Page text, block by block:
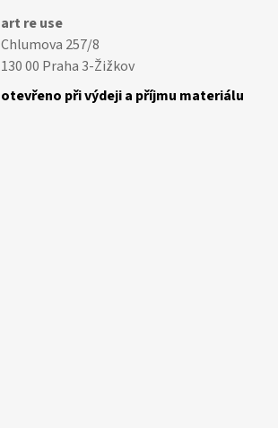
art re use
Chlumova 257/8
130 00 Praha 3-Žižkov
otevřeno při výdeji a příjmu materiálu